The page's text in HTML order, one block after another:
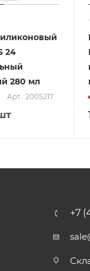
24
280 мл
Арт.: 2005217
+7